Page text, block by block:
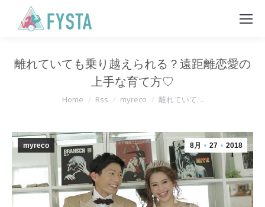
離れていても乗り越えられる？遠距離恋愛の
上手な育て方♡
You are here:
Home Rss myreco 離れていて…
8月 27 2018
myreco